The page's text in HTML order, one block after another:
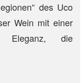
des Uco
Wein mit einer
Eleganz, die